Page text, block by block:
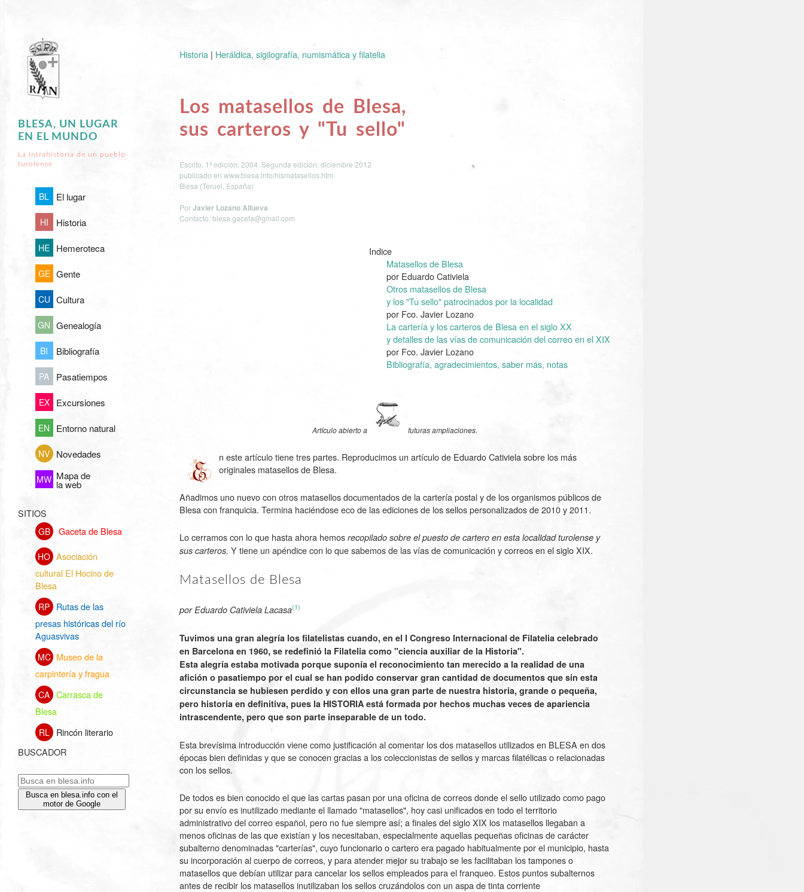
BLESA, UN LUGAR
EN EL MUNDO
La intrahistoria de un pueblo
turolense
BL El lugar
HI Historia
HE Hemeroteca
GE Gente
CU Cultura
GN Genealogía
BI Bibliografía
PA Pasatiempos
EX Excursiones
EN Entorno natural
NV Novedades
MW Mapa de
la web
SITIOS
GB Gaceta de Blesa
HO Asociación
cultural El Hocino de
Blesa
RP Rutas de las
presas históricas del río
Aguasvivas
MC Museo de la
carpintería y fragua
CA Carrasca de
Blesa
RL
Rincón literario
BUSCADOR
Busca en blesa.info con el
motor de Google
Historia | Heráldica, sigilografía, numismática y filatelia
Los matasellos de Blesa,
sus carteros y "Tu sello"
Escrito: 1ª edición: 2004. Segunda edición: diciembre 2012
publicado en www.blesa.info/hismatasellos.htm
Blesa (Teruel, España)
PorJavier Lozano Allueva
Contacto: blesa.gaceta@gmail.com
Indice
Matasellos de Blesa
por Eduardo Cativiela
Otros matasellos de Blesa
y los "Tu sello" patrocinados por la localidad
por Fco. Javier Lozano
La cartería y los carteros de Blesa en el siglo XX
y detalles de las vías de comunicación del correo en el XIX
por Fco. Javier Lozano
Bibliografía, agradecimientos, saber más, notas
Artículo abierto a futuras ampliaciones.
n este artículo tiene tres partes. Reproducimos un artículo de Eduardo Cativiela sobre los más
originales matasellos de Blesa.
Añadimos uno nuevo con otros matasellos documentados de la cartería postal y de los organismos públicos de
Blesa con franquicia. Termina haciéndose eco de las ediciones de los sellos personalizados de 2010 y 2011.
Lo cerramos con lo que hasta ahora hemos recopilado sobre el puesto de cartero en esta localidad turolense y
sus carteros. Y tiene un apéndice con lo que sabemos de las vías de comunicación y correos en el siglo XIX.
Matasellos de Blesa
por Eduardo Cativiela Lacasa(1)
Tuvimos una gran alegría los filatelistas cuando, en el I Congreso Internacional de Filatelia celebrado
en Barcelona en 1960, se redefinió la Filatelia como "ciencia auxiliar de la Historia".
Esta alegría estaba motivada porque suponía el reconocimiento tan merecido a la realidad de una
afición o pasatiempo por el cual se han podido conservar gran cantidad de documentos que sin esta
circunstancia se hubiesen perdido y con ellos una gran parte de nuestra historia, grande o pequeña,
pero historia en definitiva, pues la HISTORIA está formada por hechos muchas veces de apariencia
intrascendente, pero que son parte inseparable de un todo.
Esta brevísima introducción viene como justificación al comentar los dos matasellos utilizados en BLESA en dos
épocas bien definidas y que se conocen gracias a los coleccionistas de sellos y marcas filatélicas o relacionadas
con los sellos.
De todos es bien conocido el que las cartas pasan por una oficina de correos donde el sello utilizado como pago
por su envío es inutilizado mediante el llamado "matasellos", hoy casi unificados en todo el territorio
administrativo del correo español, pero no fue siempre así; a finales del siglo XIX los matasellos llegaban a
menos oficinas de las que existían y los necesitaban, especialmente aquellas pequeñas oficinas de carácter
subalterno denominadas "carterías", cuyo funcionario o cartero era pagado habitualmente por el municipio, hasta
su incorporación al cuerpo de correos, y para atender mejor su trabajo se les facilitaban los tampones o
matasellos que debían utilizar para cancelar los sellos empleados para el franqueo. Estos puntos subalternos
antes de recibir los matasellos inutilizaban los sellos cruzándolos con un aspa de tinta corriente